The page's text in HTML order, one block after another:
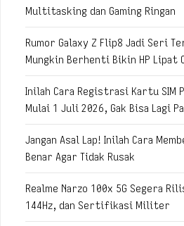
Multitasking dan Gaming Ringan
Rumor Galaxy Z Flip8 Jadi Seri
Mungkin Berhenti Bikin HP Lipat
Inilah Cara Registrasi Kartu
Mulai 1 Juli 2026, Gak Bisa Lagi
Jangan Asal Lap! Inilah Cara
Benar Agar Tidak Rusak
Realme Narzo 100x 5G Segera
144Hz, dan Sertifikasi Militer